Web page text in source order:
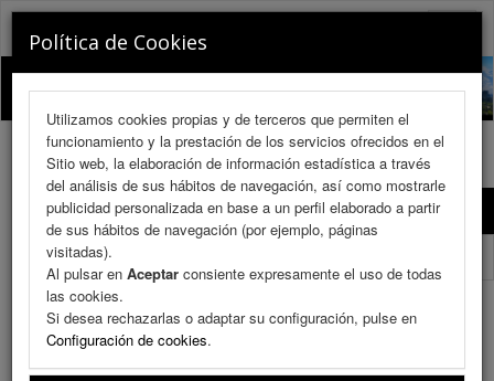
Política de Cookies
Utilizamos cookies propias y de terceros que permiten el
funcionamiento y la prestación de los servicios ofrecidos en el
Sitio web, la elaboración de información estadística a través
del análisis de sus hábitos de navegación, así como mostrarle
publicidad personalizada en base a un perfil elaborado a partir
de sus hábitos de navegación (por ejemplo, páginas
visitadas).
Al pulsar en Aceptar consiente expresamente el uso de todas
las cookies.
Si desea rechazarlas o adaptar su configuración, pulse en
Configuración de cookies.
RINOCHILE 2026
Programa Científico
Programa Científico (PDF)
Coffee Break